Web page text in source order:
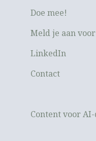
Doe mee!
Meld je aan
LinkedIn
Contact
Content voor